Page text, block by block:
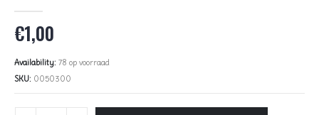
€1,00
Availability: 78 op voorraad
SKU: 0050300